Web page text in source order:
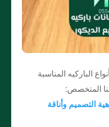
الباركيه المناسبة
المتخصص:
التصميم وأناقة